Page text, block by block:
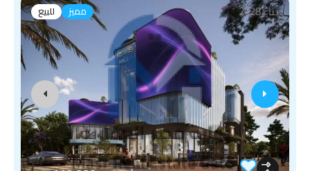
للبيع مميز بناء 2028